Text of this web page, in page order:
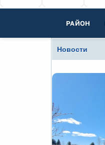
РАЙОН
Новости